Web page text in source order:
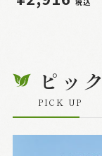
税込
ピッ
PICK UP